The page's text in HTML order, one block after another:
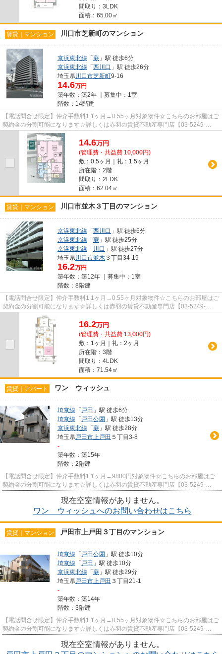
間取り：3LDK
面積：65.00㎡
賃貸｜マンション 川口市芝新町のマンション
京浜東北線 「蕨 」駅 徒歩6分
京浜東北線 「西川口 」駅 徒歩26分
埼玉県川口市芝新町9-16
14.6万円
築年数：築2年 ｜募集中： 1室
階数：14階建
【電話問合せ限定】仲介手数料1.1ヶ月→0.55ヶ月対象物件☆こちらのお部屋はご
契約金の分割可能になります☆詳しくは赤羽の賃貸不動産専門店【03-5249-
4177】VISION赤羽店までご連絡下さ...
14.6万円
(管理費・共益費 10,000円)
敷：0.5ヶ月｜礼：1.5ヶ月
所在階：2階
間取り：2LDK
面積：62.04㎡
賃貸｜マンション 川口市並木３丁目のマンション
京浜東北線 「西川口 」駅 徒歩6分
京浜東北線 「蕨 」駅 徒歩25分
京浜東北線 「 川口 」駅 徒歩27分
埼玉県川口市並木 ３丁目34-19
16.2万円
築年数：築12年 ｜募集中： 1室
階数：8階建
【電話問合せ限定】仲介手数料1.1ヶ月→0.55ヶ月対象物件☆こちらのお部屋はご
契約金の分割可能になります☆詳しくは赤羽の賃貸不動産専門店【03-5249-
4177】VISION赤羽店までご連絡下さ...
16.2万円
(管理費・共益費 13,000円)
敷：1ヶ月｜礼：2ヶ月
所在階：3階
間取り：4LDK
面積：71.54㎡
賃貸｜アパート ワン ウィッシュ
埼京線 「 戸田 」駅 徒歩6分
埼京線 「 戸田公園 」駅 徒歩13分
京浜東北線 「蕨 」駅 徒歩28分
埼玉県戸田市上戸田 ５丁目3-8
-
築年数：築15年
階数：2階建
【電話問合せ限定】仲介手数料1.1ヶ月→9800円対象物件☆こちらのお部屋はご
契約金の分割可能になります☆詳しくは赤羽の賃貸不動産専門店【03-5249-
4177】VISION赤羽店までご連絡下さい！！
現在空室情報がありません。
ワン ウィッシュへのお問い合わせはこちら
賃貸｜マンション 戸田市上戸田３丁目のマンション
埼京線 「 戸田公園 」駅 徒歩10分
埼京線 「 戸田 」駅 徒歩10分
京浜東北線 「蕨 」駅 徒歩29分
埼玉県戸田市上戸田 ３丁目21-1
-
築年数：築14年
階数：3階建
【電話問合せ限定】仲介手数料1.1ヶ月→0.55ヶ月対象物件☆こちらのお部屋はご
契約金の分割可能になります☆詳しくは赤羽の賃貸不動産専門店【03-5249-
4177】VISION赤羽店までご連絡下さ...
現在空室情報がありません。